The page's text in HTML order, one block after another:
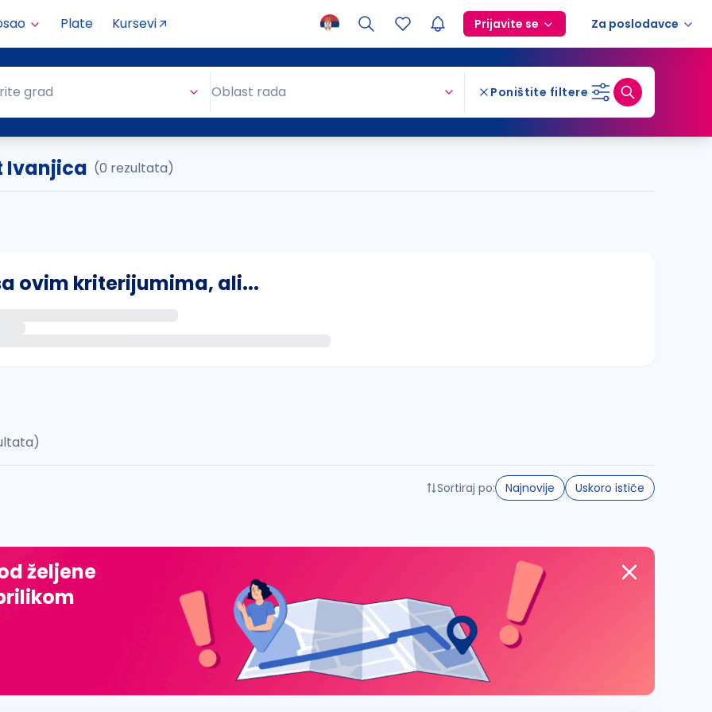
Plate Kursevi Prijavite se Za poslodavce
grad Oblast rada Poništite filtere
Ivanjica (0 rezultata)
ovim kriterijumima, ali...
đ, ž, dž)
Sortiraj po: Najnovije Uskoro ističe
željene